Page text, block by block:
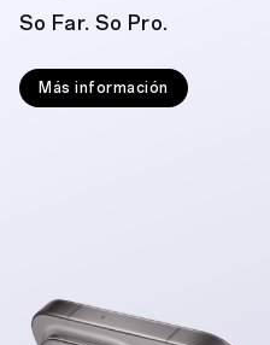
So Far. So Pro.
Más información